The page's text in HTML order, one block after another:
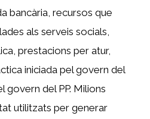
bancària, recursos que
als serveis socials,
prestacions per atur,
iniciada pel govern del
govern del PP. Milions
utilitzats per generar